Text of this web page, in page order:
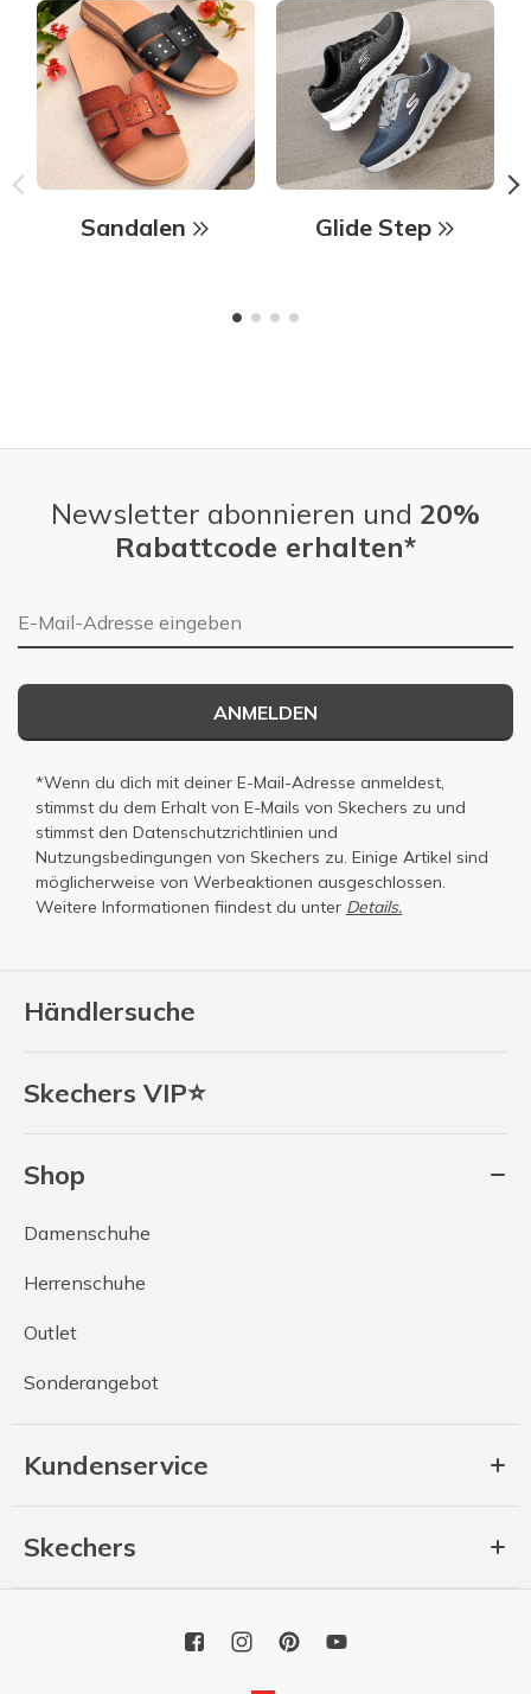
Sandalen Glide Step
Händlersuche
Skechers VIP⭐
Shop
Damenschuhe
Herrenschuhe
Outlet
Sonderangebot
Kundenservice
Skechers
Newsletter abonnieren und 20%
Rabattcode erhalten*
E-Mail-Adresse
ANMELDEN
*Wenn du dich mit deiner E-Mail-Adresse anmeldest,
stimmst du dem Erhalt von E-Mails von Skechers zu und
stimmst den Datenschutzrichtlinien und
Nutzungsbedingungen von Skechers zu. Einige Artikel sind
möglicherweise von Werbeaktionen ausgeschlossen.
Weitere Informationen fiindest du unter Details.